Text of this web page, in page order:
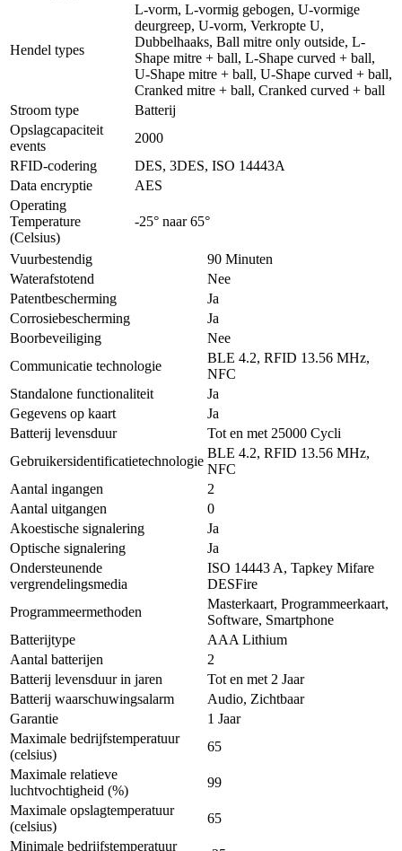
Hendel types
L-vorm, L-vormig gebogen, U-vormige
deurgreep, U-vorm, Verkropte U,
Dubbelhaaks, Ball mitre only outside, L-
Shape mitre + ball, L-Shape curved + ball,
U-Shape mitre + ball, U-Shape curved + ball,
Cranked mitre + ball, Cranked curved + ball
Stroom type
Batterij
Opslagcapaciteit
events
2000
RFID-codering
DES, 3DES, ISO 14443A
Data encryptie
AES
Operating
Temperature
(Celsius)
-25° naar 65°
Vuurbestendig
90 Minuten
Waterafstotend
Nee
Patentbescherming
Ja
Corrosiebescherming
Ja
Boorbeveiliging
Nee
Communicatie technologie
BLE 4.2, RFID 13.56 MHz,
NFC
Standalone functionaliteit
Ja
Gegevens op kaart
Ja
Batterij levensduur
Tot en met 25000 Cycli
Gebruikersidentificatietechnologie
BLE 4.2, RFID 13.56 MHz,
NFC
Aantal ingangen
2
Aantal uitgangen
0
Akoestische signalering
Ja
Optische signalering
Ja
Ondersteunende
vergrendelingsmedia
ISO 14443 A, Tapkey Mifare
DESFire
Programmeermethoden
Masterkaart, Programmeerkaart,
Software, Smartphone
Batterijtype
AAA Lithium
Aantal batterijen
2
Batterij levensduur in jaren
Tot en met 2 Jaar
Batterij waarschuwingsalarm
Audio, Zichtbaar
Garantie
1 Jaar
Maximale bedrijfstemperatuur
(celsius)
65
Maximale relatieve
luchtvochtigheid (%)
99
Maximale opslagtemperatuur
(celsius)
65
Minimale bedrijfstemperatuur